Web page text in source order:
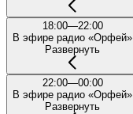
18:00—22:00
В эфире радио «Орфей»
Развернуть
22:00—00:00
В эфире радио «Орфей»
Развернуть